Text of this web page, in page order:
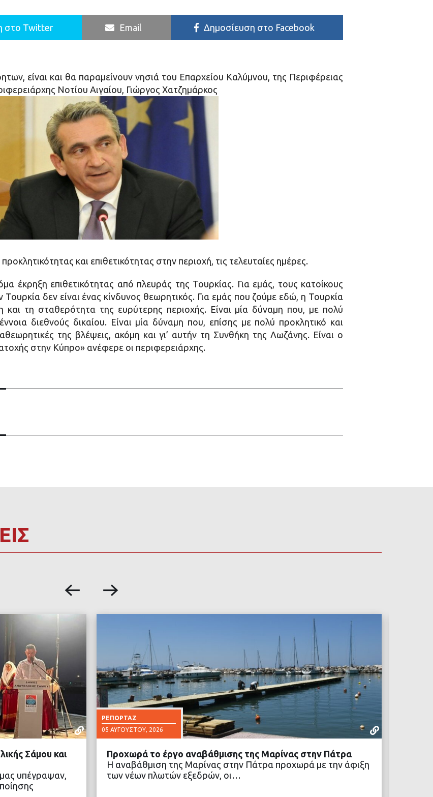
στο Twitter Email Δημοσίευση στο Facebook
είναι και θα παραμείνουν νησιά του Επαρχείου Καλύμνου, της Περιφέρειας
Νοτίου Αιγαίου, Γιώργος Χατζημάρκος
και επιθετικότητας στην περιοχή, τις τελευταίες ημέρες.
έκρηξη επιθετικότητας από πλευράς της Τουρκίας. Για εμάς, τους κατοίκους
δεν είναι ένας κίνδυνος θεωρητικός. Για εμάς που ζούμε εδώ, η Τουρκία
και τη σταθερότητα της ευρύτερης περιοχής. Είναι μία δύναμη που, με πολύ
διεθνούς δικαίου. Είναι μία δύναμη που, επίσης με πολύ προκλητικό και
της βλέψεις, ακόμη και γι’ αυτήν τη Συνθήκη της Λωζάνης. Είναι ο
στην Κύπρο» ανέφερε οι περιφερειάρχης.
Σάμου και
υπέγραψαν,
ΡΕΠΟΡΤΆΖ
05 ΑΥΓΟΎΣΤΟΥ, 2026
Προχωρά το έργο αναβάθμισης της Μαρίνας στην Πάτρα
Η αναβάθμιση της Μαρίνας στην Πάτρα προχωρά με την άφιξη
των νέων πλωτών εξεδρών, οι…